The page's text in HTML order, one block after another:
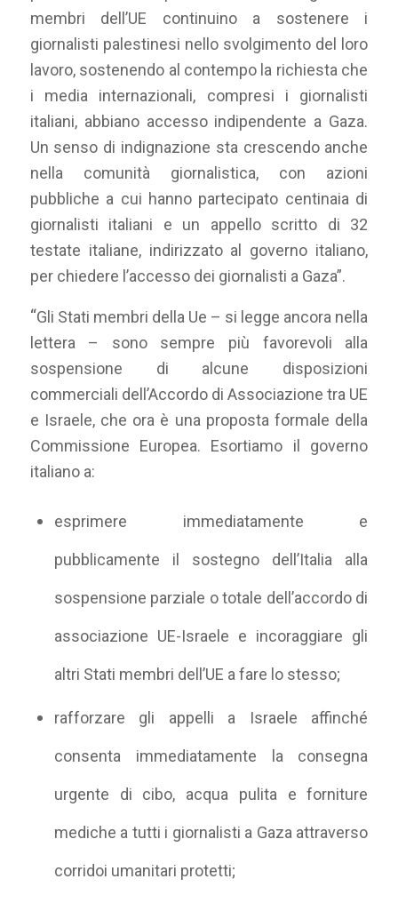
membri dell’UE continuino a sostenere i
giornalisti palestinesi nello svolgimento del loro
lavoro, sostenendo al contempo la richiesta che
i media internazionali, compresi i giornalisti
italiani, abbiano accesso indipendente a Gaza.
Un senso di indignazione sta crescendo anche
nella comunità giornalistica, con azioni
pubbliche a cui hanno partecipato centinaia di
giornalisti italiani e un appello scritto di 32
testate italiane, indirizzato al governo italiano,
per chiedere l’accesso dei giornalisti a Gaza”.
“Gli Stati membri della Ue – si legge ancora nella
lettera – sono sempre più favorevoli alla
sospensione di alcune disposizioni
commerciali dell’Accordo di Associazione tra UE
e Israele, che ora è una proposta formale della
Commissione Europea. Esortiamo il governo
italiano a:
esprimere immediatamente e
pubblicamente il sostegno dell’Italia alla
sospensione parziale o totale dell’accordo di
associazione UE-Israele e incoraggiare gli
altri Stati membri dell’UE a fare lo stesso;
rafforzare gli appelli a Israele affinché
consenta immediatamente la consegna
urgente di cibo, acqua pulita e forniture
mediche a tutti i giornalisti a Gaza attraverso
corridoi umanitari protetti;